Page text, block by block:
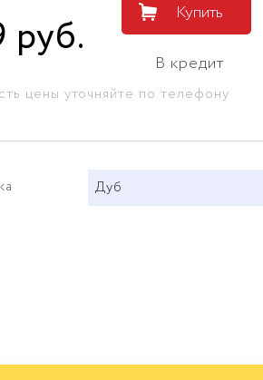
руб. Купить
В кредит
цены уточняйте по телефону
Дуб